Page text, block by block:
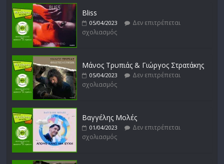
Bliss
05/04/2023
Δεν επιτρέπεται
σχολιασμός
Μάνος Τρυπιάς & Γιώργος Στρατάκης
05/04/2023
Δεν επιτρέπεται
σχολιασμός
Βαγγέλης Μολές
01/04/2023
Δεν επιτρέπεται
σχολιασμός